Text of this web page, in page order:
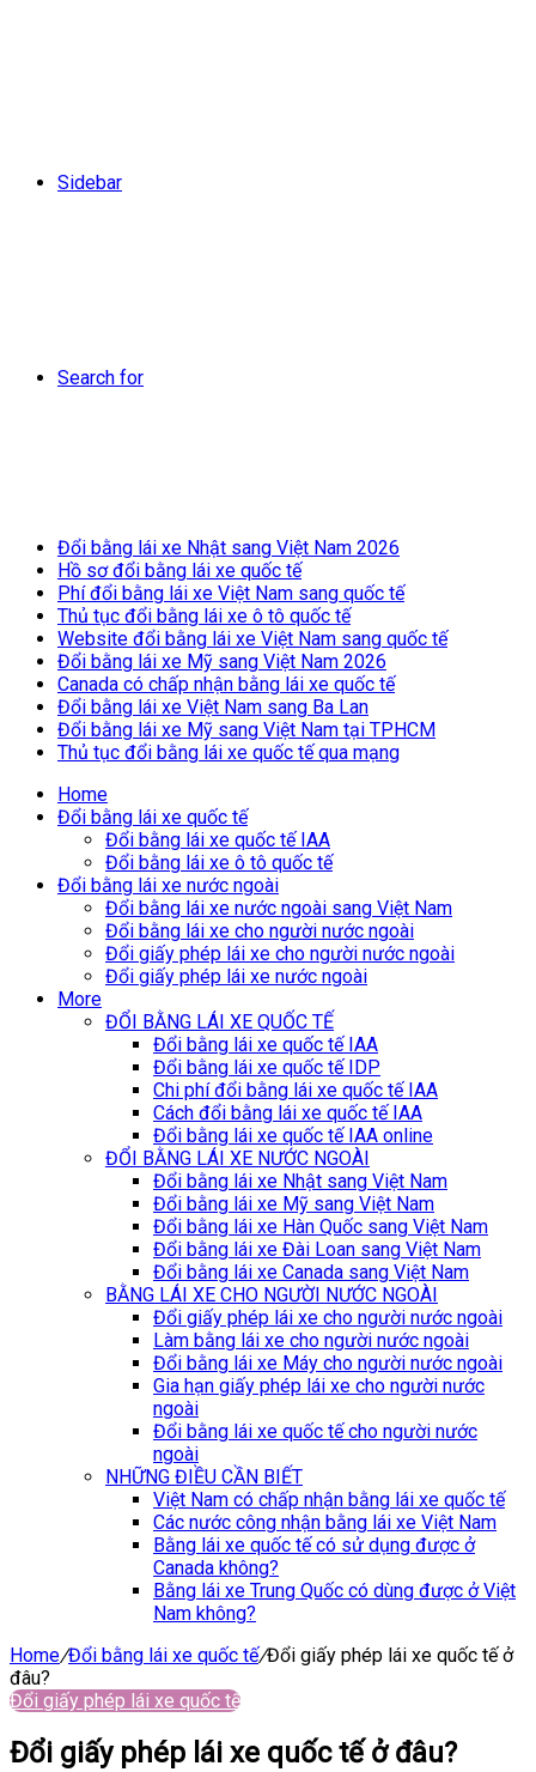
Sidebar
Search for
Đổi bằng lái xe Nhật sang Việt Nam 2026
Hồ sơ đổi bằng lái xe quốc tế
Phí đổi bằng lái xe Việt Nam sang quốc tế
Thủ tục đổi bằng lái xe ô tô quốc tế
Website đổi bằng lái xe Việt Nam sang quốc tế
Đổi bằng lái xe Mỹ sang Việt Nam 2026
Canada có chấp nhận bằng lái xe quốc tế
Đổi bằng lái xe Việt Nam sang Ba Lan
Đổi bằng lái xe Mỹ sang Việt Nam tại TPHCM
Thủ tục đổi bằng lái xe quốc tế qua mạng
Home
Đổi bằng lái xe quốc tế
Đổi bằng lái xe quốc tế IAA
Đổi bằng lái xe ô tô quốc tế
Đổi bằng lái xe nước ngoài
Đổi bằng lái xe nước ngoài sang Việt Nam
Đổi bằng lái xe cho người nước ngoài
Đổi giấy phép lái xe cho người nước ngoài
Đổi giấy phép lái xe nước ngoài
More
ĐỔI BẰNG LÁI XE QUỐC TẾ
Đổi bằng lái xe quốc tế IAA
Đổi bằng lái xe quốc tế IDP
Chi phí đổi bằng lái xe quốc tế IAA
Cách đổi bằng lái xe quốc tế IAA
Đổi bằng lái xe quốc tế IAA online
ĐỔI BẰNG LÁI XE NƯỚC NGOÀI
Đổi bằng lái xe Nhật sang Việt Nam
Đổi bằng lái xe Mỹ sang Việt Nam
Đổi bằng lái xe Hàn Quốc sang Việt Nam
Đổi bằng lái xe Đài Loan sang Việt Nam
Đổi bằng lái xe Canada sang Việt Nam
BẰNG LÁI XE CHO NGƯỜI NƯỚC NGOÀI
Đổi giấy phép lái xe cho người nước ngoài
Làm bằng lái xe cho người nước ngoài
Đổi bằng lái xe Máy cho người nước ngoài
Gia hạn giấy phép lái xe cho người nước
ngoài
Đổi bằng lái xe quốc tế cho người nước
ngoài
NHỮNG ĐIỀU CẦN BIẾT
Việt Nam có chấp nhận bằng lái xe quốc tế
Các nước công nhận bằng lái xe Việt Nam
Bằng lái xe quốc tế có sử dụng được ở
Canada không?
Bằng lái xe Trung Quốc có dùng được ở Việt
Nam không?
Home/Đổi bằng lái xe quốc tế/Đổi giấy phép lái xe quốc tế ở
đâu?
Đổi giấy phép lái xe quốc tế
Đổi giấy phép lái xe quốc tế ở đâu?